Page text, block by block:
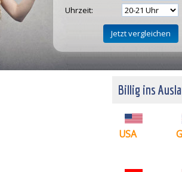
Uhrzeit:
Billig ins
USA